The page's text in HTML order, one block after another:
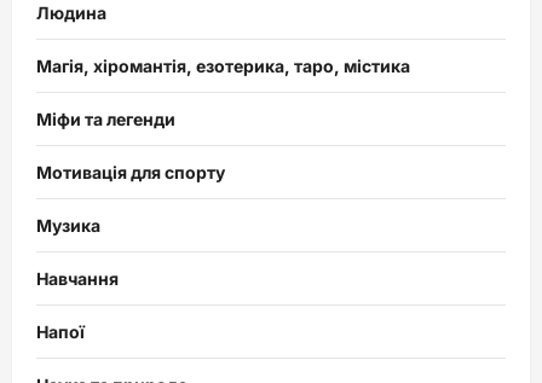
Людина
Магія, хіромантія, езотерика, таро, містика
Міфи та легенди
Мотивація для спорту
Музика
Навчання
Напої